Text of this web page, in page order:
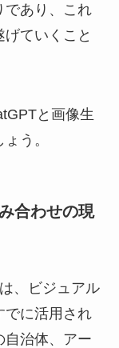
であり、これ
ていくこと
と画像生
う。
合わせの現
、ビジュアル
でに活用され
自治体、アー